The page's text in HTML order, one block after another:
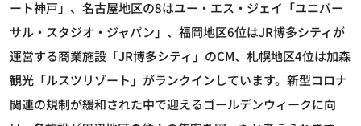
ート神戸」、名古屋地区の8はユー・エス・ジェイ「ユニバー
サル・スタジオ・ジャパン」、福岡地区6位はJR博多シティが
運営する商業施設「JR博多シティ」のCM、札幌地区4位は加森
観光「ルスツリゾート」がランクインしています。新型コロナ
関連の規制が緩和された中で迎えるゴールデンウィークに向